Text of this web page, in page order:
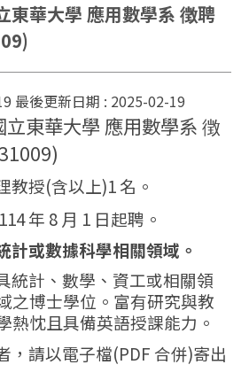
東華大學 應用數學系 徴聘
最後更新日期 : 2025-02-19
立東華大學 應用數學系 徴
教授(含以上)1名 。
年 8 月 1 日起聘。
計或數據科學相關領域 。
統計、數學、資工或相關領
之博士學位。富有研究與教
熱忱且具備英語授課能力。
，請以電子檔(PDF 合併)寄出